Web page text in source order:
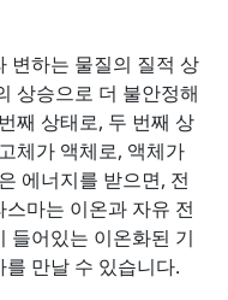
변하는 물질의 질적 상
상승으로 더 불안정해
째 상태로, 두 번째 상
체가 액체로, 액체가
에너지를 받으면, 전
마는 이온과 자유 전
들어있는 이온화된 기
만날 수 있습니다.